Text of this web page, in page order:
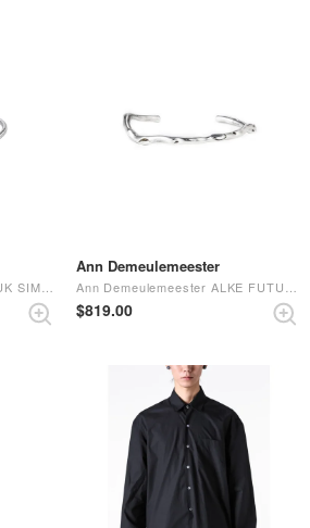
Ann Demeulemeester ANOUK SIMPLE BANGLE （ANTIQUE SILVER）
Ann Demeulemeester
Ann Demeulemeester ALKE FUTURISTIC THORN BRAELET （Silver）
$‌819.00